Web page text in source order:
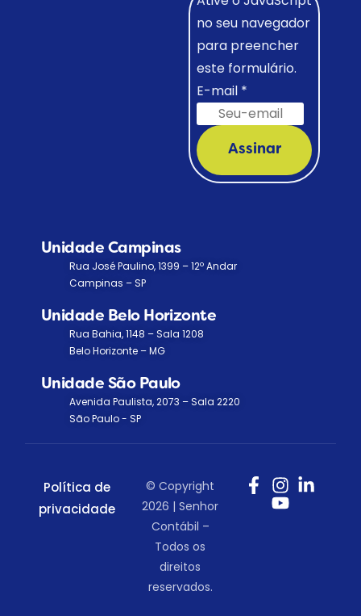
no seu navegador
para preencher
este formulário.
E-mail *
Assinar
Unidade Campinas
Rua José Paulino, 1399 – 12º Andar
Campinas – SP
Unidade Belo Horizonte
Rua Bahia, 1148 – Sala 1208
Belo Horizonte – MG
Unidade São Paulo
Avenida Paulista, 2073 – Sala 2220
São Paulo - SP
Política de
privacidade
© Copyright
2026 | Senhor
Contábil –
Todos os
direitos
reservados.